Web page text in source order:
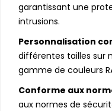
garantissant une
intrusions.
Personnalisation
différentes tailles sur
gamme de couleurs
Conforme aux
aux normes de